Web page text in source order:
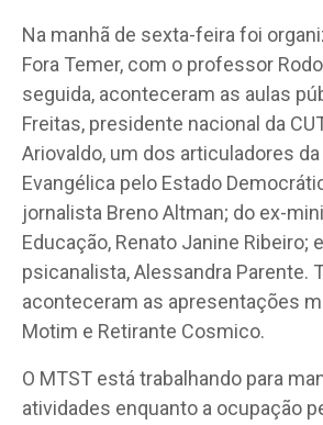
Na manhã de sexta-feira foi
Fora Temer, com o professor
seguida, aconteceram as aulas
Freitas, presidente nacional da
Ariovaldo, um dos articuladores
Evangélica pelo Estado
jornalista Breno Altman; do ex-
Educação, Renato Janine Ribeiro;
psicanalista, Alessandra Parente.
aconteceram as apresentações
Motim e Retirante Cosmico.
O MTST está trabalhando para
atividades enquanto a ocupação